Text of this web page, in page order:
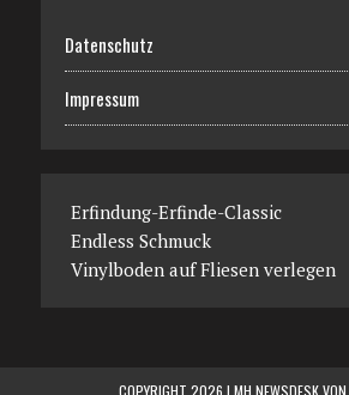
Datenschutz
Impressum
Erfindung-Erfinde-Classic
Endless Schmuck
Vinylboden auf Fliesen verlegen